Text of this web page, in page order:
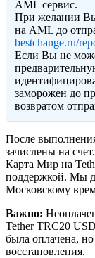
AML сервис.
При желании Вы
на AML до
bestchange.ru/
Eсли Вы не
заморожен до
возвратом
После
зачислены на
Карта Мир на
поддержкой. Мы
Московскому
Важно:
Tether TRC20
была оплачена,
восстановления.